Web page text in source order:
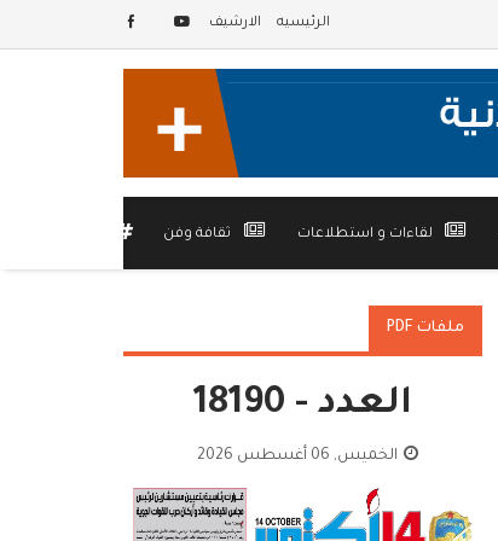
الرئيسيه الارشيف
لقاءات و استطلاعات ثقافة وفن
ملفات PDF
العدد - 18190
الخميس, 06 أغسطس 2026